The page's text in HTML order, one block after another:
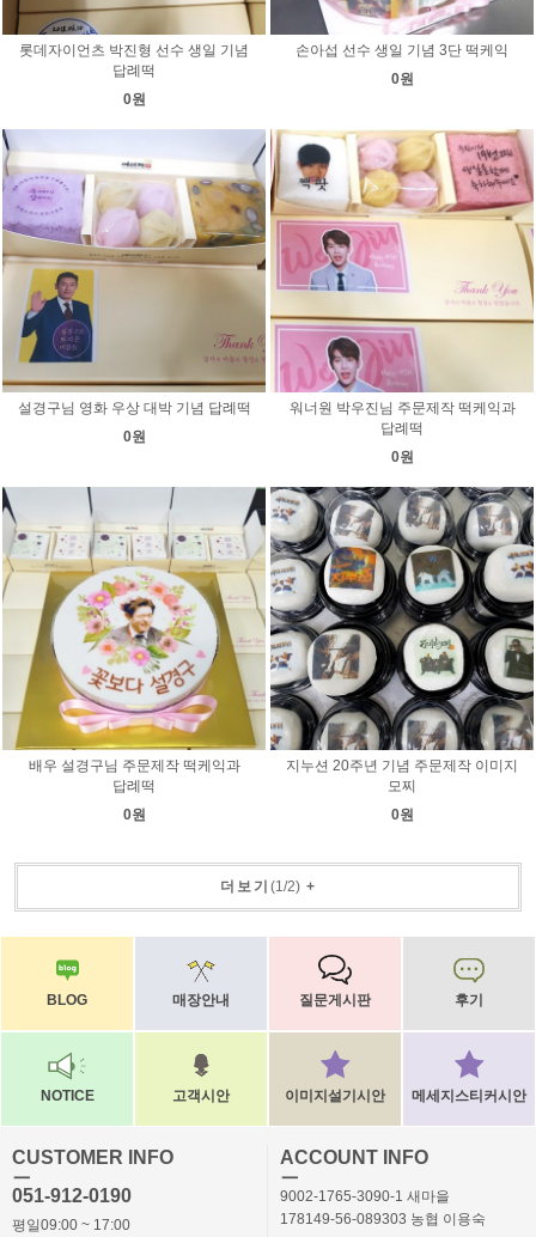
롯데자이언츠 박진형 선수 생일 기념
답례떡
0원
손아섭 선수 생일 기념 3단 떡케익
0원
설경구님 영화 우상 대박 기념 답례떡
0원
워너원 박우진님 주문제작 떡케익과
답례떡
0원
배우 설경구님 주문제작 떡케익과
답례떡
0원
지누션 20주년 기념 주문제작 이미지
모찌
0원
더보기 (1/2)+
BLOG 매장안내 질문게시판 후기
NOTICE 고객시안 이미지설기시안 메세지스티커시안
CUSTOMER INFO
ㅡ
051-912-0190
평일09:00 ~ 17:00
ACCOUNT INFO
ㅡ
9002-1765-3090-1 새마을
178149-56-089303 농협 이용숙